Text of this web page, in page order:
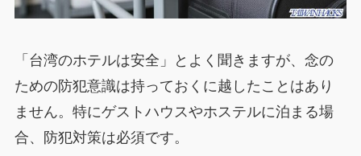
「台湾のホテルは安全」とよく聞きますが、念の
ための防犯意識は持っておくに越したことはあり
ません。特にゲストハウスやホステルに泊まる場
合、防犯対策は必須です。